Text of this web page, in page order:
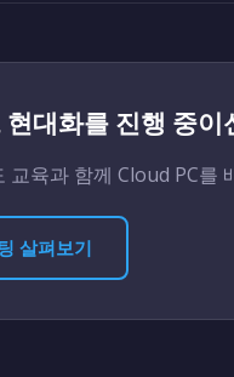
대화를 진행 중이
육과 함께 Cloud PC를
살펴보기